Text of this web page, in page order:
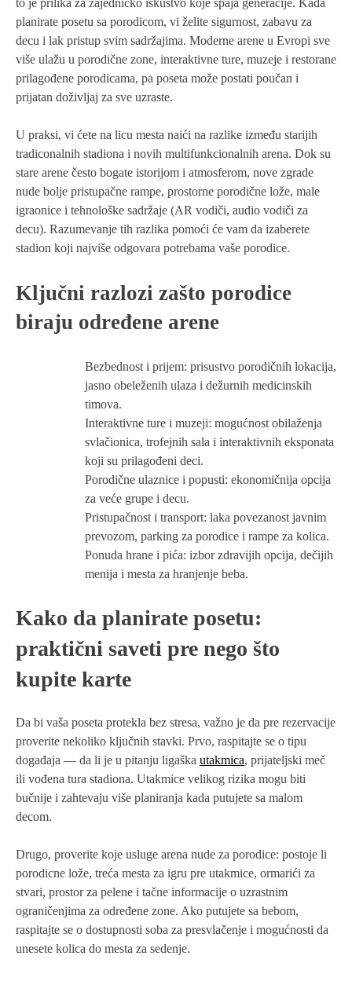
planirate posetu sa porodicom, vi želite sigurnost, zabavu za
decu i lak pristup svim sadržajima. Moderne arene u Evropi sve
više ulažu u porodične zone, interaktivne ture, muzeje i restorane
prilagođene porodicama, pa poseta može postati poučan i
prijatan doživljaj za sve uzraste.
U praksi, vi ćete na licu mesta naići na razlike između starijih
tradiconalnih stadiona i novih multifunkcionalnih arena. Dok su
stare arene često bogate istorijom i atmosferom, nove zgrade
nude bolje pristupačne rampe, prostorne porodične lože, male
igraonice i tehnološke sadržaje (AR vodiči, audio vodiči za
decu). Razumevanje tih razlika pomoći će vam da izaberete
stadion koji najviše odgovara potrebama vaše porodice.
Ključni razlozi zašto porodice
biraju određene arene
Bezbednost i prijem: prisustvo porodičnih lokacija,
jasno obeleženih ulaza i dežurnih medicinskih
timova.
Interaktivne ture i muzeji: mogućnost obilaženja
svlačionica, trofejnih sala i interaktivnih eksponata
koji su prilagođeni deci.
Porodične ulaznice i popusti: ekonomičnija opcija
za veće grupe i decu.
Pristupačnost i transport: laka povezanost javnim
prevozom, parking za porodice i rampe za kolica.
Ponuda hrane i pića: izbor zdravijih opcija, dečijih
menija i mesta za hranjenje beba.
Kako da planirate posetu:
praktični saveti pre nego što
kupite karte
Da bi vaša poseta protekla bez stresa, važno je da pre rezervacije
proverite nekoliko ključnih stavki. Prvo, raspitajte se o tipu
događaja — da li je u pitanju ligaška utakmica, prijateljski meč
ili vođena tura stadiona. Utakmice velikog rizika mogu biti
bučnije i zahtevaju više planiranja kada putujete sa malom
decom.
Drugo, proverite koje usluge arena nude za porodice: postoje li
porodicne lože, treća mesta za igru pre utakmice, ormarići za
stvari, prostor za pelene i tačne informacije o uzrastnim
ograničenjima za određene zone. Ako putujete sa bebom,
raspitajte se o dostupnosti soba za presvlačenje i mogućnosti da
unesete kolica do mesta za sedenje.